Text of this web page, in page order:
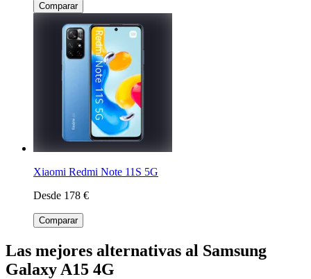
Comparar
Xiaomi Redmi Note 11S 5G
Desde 178 €
Comparar
Las mejores alternativas al Samsung
Galaxy A15 4G